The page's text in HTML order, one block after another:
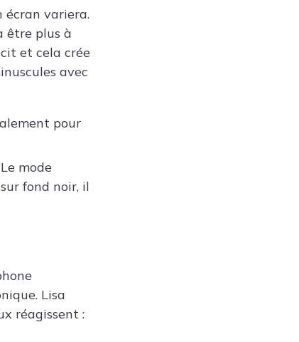
écran variera.
être plus à
et cela crée
avec
pour
mode
fond noir, il
Lisa
réagissent :